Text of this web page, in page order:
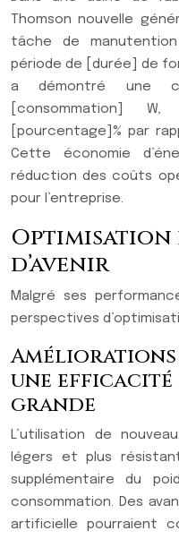
Thomson nouvelle
tâche de
période de [durée] de
a démontré une
[consommation]
[pourcentage]% par
Cette économie
réduction des coûts
pour l’entreprise.
Optimisation
d’avenir
Malgré ses
perspectives
Améliorations
une efficacité
grande
L’utilisation de
légers et plus
supplémentaire du
consommation. Des
artificielle pourraient